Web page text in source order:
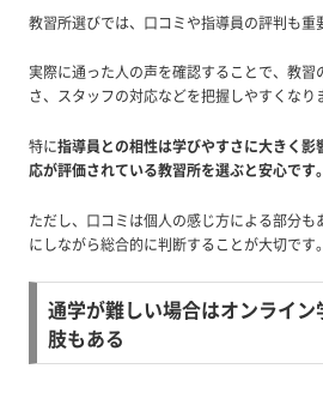
教習所選びでは、口コミや指導員の評判も重
実際に通った人の声を確認することで、教習
さ、スタッフの対応などを把握しやすくなり
特に指導員との相性は学びやすさに大きく
応が評価されている教習所を選ぶと安心です。
ただし、口コミは個人の感じ方による部分
にしながら総合的に判断することが大切です。
通学が難しい場合はオンライ
肢もある